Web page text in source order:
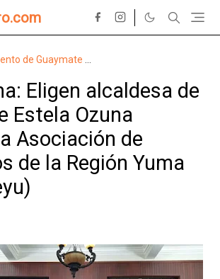
de Guaymate
Eligen alcaldesa de
Estela Ozuna
Asociación de
de la Región Yuma